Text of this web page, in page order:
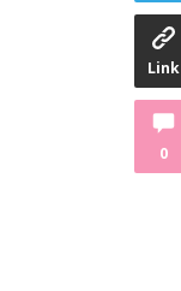
Link
0